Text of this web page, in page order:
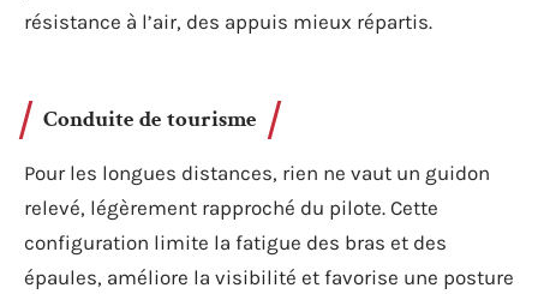
résistance à l’air, des appuis mieux répartis.
Conduite de tourisme
Pour les longues distances, rien ne vaut un guidon
relevé, légèrement rapproché du pilote. Cette
configuration limite la fatigue des bras et des
épaules, améliore la visibilité et favorise une posture